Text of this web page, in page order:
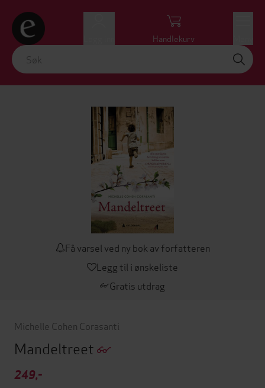
Handlekurv
Få varsel ved ny bok av forfatteren
Legg til i ønskeliste
Gratis utdrag
Michelle Cohen Corasanti
Mandeltreet
249,-